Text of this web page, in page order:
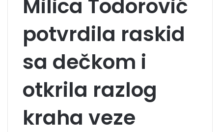
Milica Todorović
potvrdila raskid
sa dečkom i
otkrila razlog
kraha veze